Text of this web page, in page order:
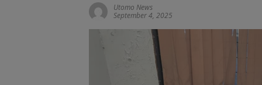
Utomo News
September 4, 2025